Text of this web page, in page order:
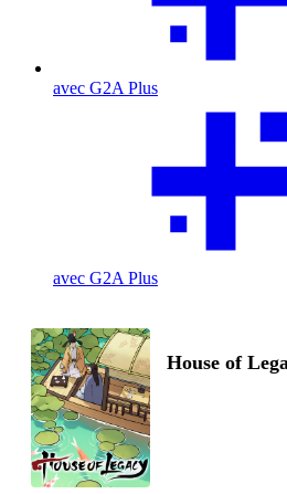
avec G2A Plus
avec G2A Plus
House of